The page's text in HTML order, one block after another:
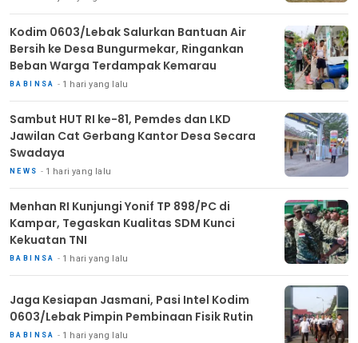
Kodim 0603/Lebak Salurkan Bantuan Air
Bersih ke Desa Bungurmekar, Ringankan
Beban Warga Terdampak Kemarau
BABINSA 1 hari yang lalu
Sambut HUT RI ke-81, Pemdes dan LKD
Jawilan Cat Gerbang Kantor Desa Secara
Swadaya
NEWS 1 hari yang lalu
Menhan RI Kunjungi Yonif TP 898/PC di
Kampar, Tegaskan Kualitas SDM Kunci
Kekuatan TNI
BABINSA 1 hari yang lalu
Jaga Kesiapan Jasmani, Pasi Intel Kodim
0603/Lebak Pimpin Pembinaan Fisik Rutin
BABINSA 1 hari yang lalu